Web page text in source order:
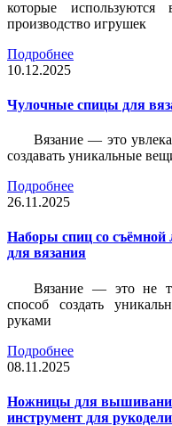
которые
производство игрушек
Подробнее
10.12.2025
Чулочные спицы для
Вязание — это
создавать уникальные
Подробнее
26.11.2025
Наборы спиц со съёмной
для вязания
Вязание — это не
способ создать
руками
Подробнее
08.11.2025
Ножницы для
инструмент для